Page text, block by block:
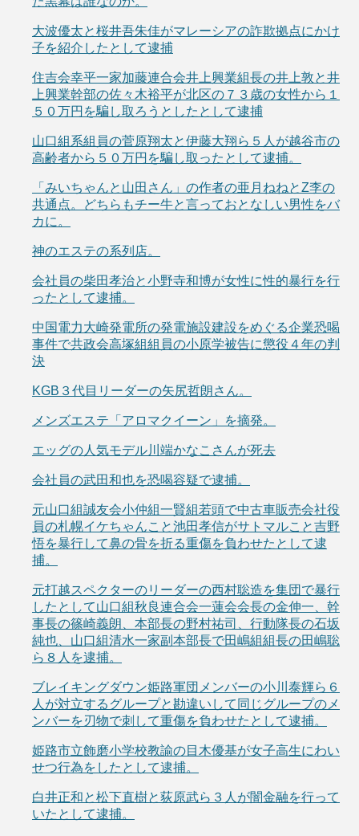
大波優太と桜井吾朱佳がマレーシアの詐欺拠点にかけ
子を紹介したとして逮捕
住吉会幸平一家加藤連合会井上興業組長の井上敦と井
上興業幹部の佐々木裕平が北区の７３歳の女性から１
５０万円を騙し取ろうとしたとして逮捕
山口組系組員の菅原翔太と伊藤大翔ら５人が越谷市の
高齢者から５０万円を騙し取ったとして逮捕。
「みいちゃんと山田さん」の作者の亜月ねねとZ李の
共通点。どちらもチー牛と言っておとなしい男性をバ
カに。
神のエステの系列店。
会社員の柴田孝治と小野寺和博が女性に性的暴行を行
ったとして逮捕。
中国電力大崎発電所の発電施設建設をめぐる企業恐喝
事件で共政会高塚組組員の小原学被告に懲役４年の判
決
KGB３代目リーダーの矢尻哲朗さん。
メンズエステ「アロマクイーン」を摘発。
エッグの人気モデル川端かなこさんが死去
会社員の武田和也を恐喝容疑で逮捕。
元山口組誠友会小仲組一賢組若頭で中古車販売会社役
員の札幌イケちゃんこと池田孝信がサトマルこと吉野
悟を暴行して鼻の骨を折る重傷を負わせたとして逮
捕。
元打越スペクターのリーダーの西村聡造を集団で暴行
したとして山口組秋良連合会一蓮会会長の金伸一、幹
事長の篠崎義朗、本部長の野村祐司、行動隊長の石坂
純也、山口組清水一家副本部長で田嶋組組長の田嶋聡
ら８人を逮捕。
ブレイキングダウン姫路軍団メンバーの小川泰輝ら６
人が対立するグループと勘違いして同じグループのメ
ンバーを刃物で刺して重傷を負わせたとして逮捕。
姫路市立飾磨小学校教諭の目木優基が女子高生にわい
せつ行為をしたとして逮捕。
白井正和と松下直樹と荻原武ら３人が闇金融を行って
いたとして逮捕。